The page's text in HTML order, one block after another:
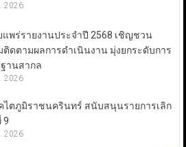
2026
แพร่รายงานประจำปี 2568 เชิญชวน
ดตามผลการดำเนินงาน มุ่งยกระดับการ
านสากล
2026
ไตภูมิราชนครินทร์ สนับสนุนรายการเลิก
9
2026